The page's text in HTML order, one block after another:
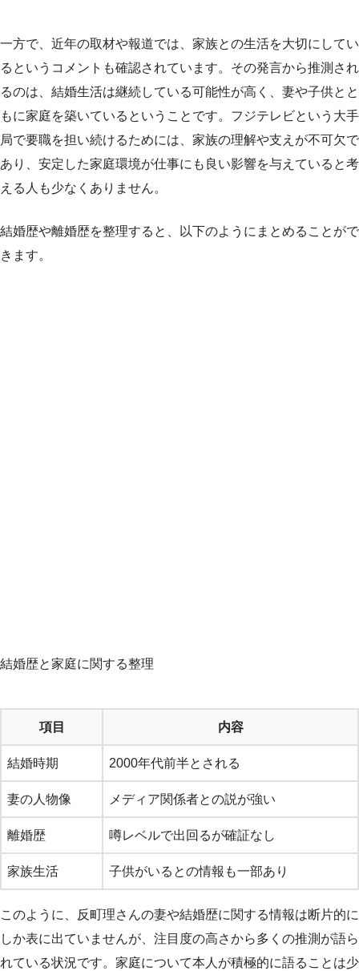
一方で、近年の取材や報道では、家族との生活を大切にしてい
るというコメントも確認されています。その発言から推測され
るのは、結婚生活は継続している可能性が高く、妻や子供とと
もに家庭を築いているということです。フジテレビという大手
局で要職を担い続けるためには、家族の理解や支えが不可欠で
あり、安定した家庭環境が仕事にも良い影響を与えていると考
える人も少なくありません。
結婚歴や離婚歴を整理すると、以下のようにまとめることがで
きます。
結婚歴と家庭に関する整理
項目 内容
結婚時期 2000年代前半とされる
妻の人物像 メディア関係者との説が強い
離婚歴 噂レベルで出回るが確証なし
家族生活 子供がいるとの情報も一部あり
このように、反町理さんの妻や結婚歴に関する情報は断片的に
しか表に出ていませんが、注目度の高さから多くの推測が語ら
れている状況です。家庭について本人が積極的に語ることは少